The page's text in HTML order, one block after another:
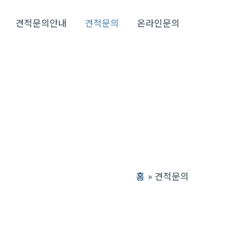
견적문의안내 견적문의 온라인문의
홈 견적문의